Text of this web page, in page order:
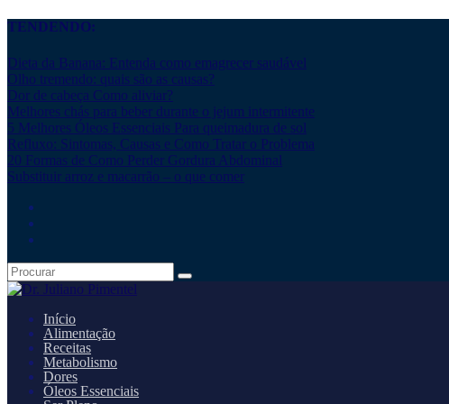
TENDENDO:
Dieta da Banana: Entenda como emagrecer saudável
Olho tremendo: quais são as causas?
Dor de cabeça Como aliviar?
Melhores chás para beber durante o jejum intermitente
5 Melhores Óleos Essenciais Para queimadura de sol
Refluxo: Sintomas, Causas e Como Tratar o Problema
20 Formas de Como Perder Gordura Abdominal
Substituir arroz e macarrão – o que comer
Início
Alimentação
Receitas
Metabolismo
Dores
Óleos Essenciais